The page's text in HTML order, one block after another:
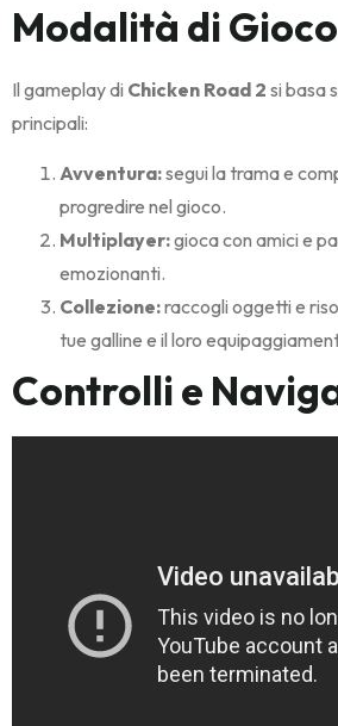
Modalità di Gioco
Il gameplay di Chicken Road 2 si basa
principali:
Avventura:segui la trama e
progredire nel gioco.
Multiplayer:gioca con amici e
emozionanti.
Collezione:raccogli oggetti e
tue galline e il loro
Controlli e